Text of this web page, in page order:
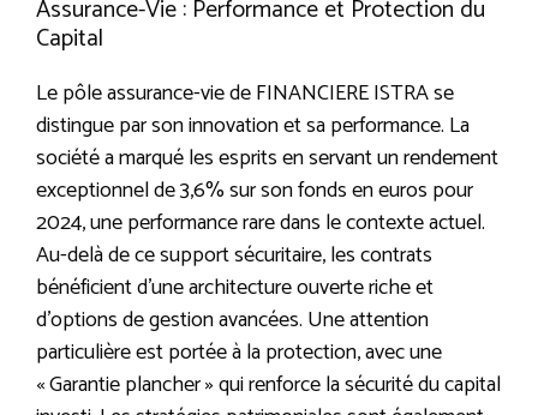
Assurance-Vie : Performance et Protection du
Capital
Le pôle assurance-vie de FINANCIERE ISTRA se
distingue par son innovation et sa performance. La
société a marqué les esprits en servant un rendement
exceptionnel de 3,6% sur son fonds en euros pour
2024, une performance rare dans le contexte actuel.
Au-delà de ce support sécuritaire, les contrats
bénéficient d’une architecture ouverte riche et
d’options de gestion avancées. Une attention
particulière est portée à la protection, avec une
« Garantie plancher » qui renforce la sécurité du capital